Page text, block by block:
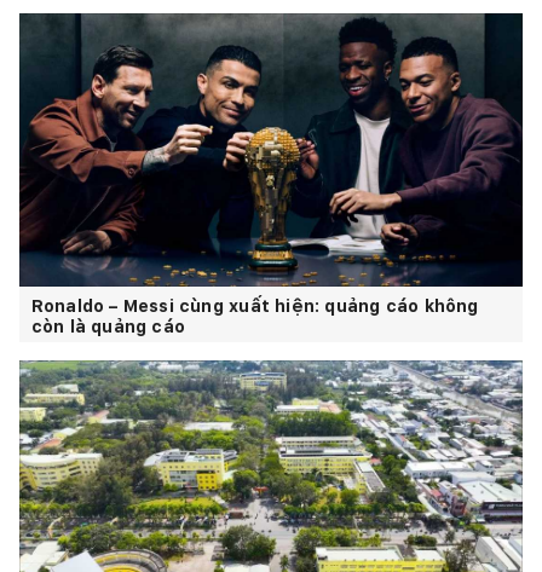
Ronaldo – Messi cùng xuất hiện: quảng cáo không
còn là quảng cáo